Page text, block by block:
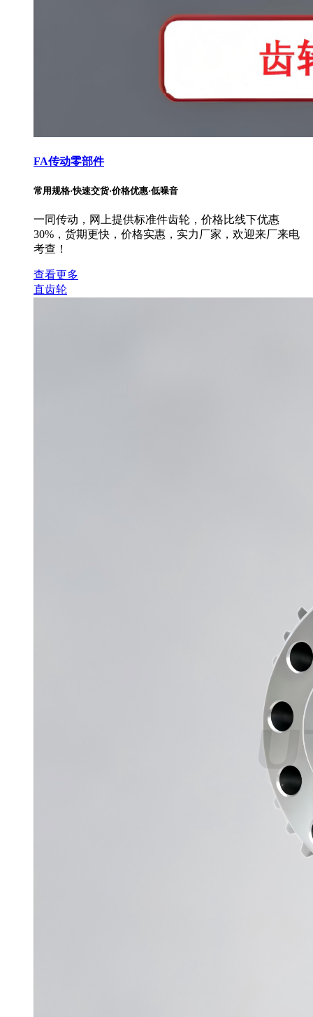
FA传动零部件
常用规格·快速交货·价格优惠·低噪音
一同传动，网上提供标准件齿轮，价格比线下优惠
30%，货期更快，价格实惠，实力厂家，欢迎来厂来电
考查！
查看更多
直齿轮